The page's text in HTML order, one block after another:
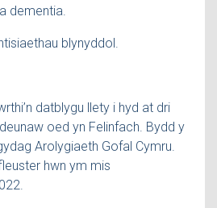
dementia.
blynyddol.
datblygu llety i hyd at dri
oed yn Felinfach. Bydd y
Arolygiaeth Gofal Cymru.
hwn ym mis